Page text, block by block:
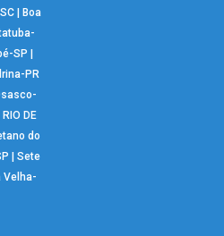
| Boa
SP |
PR
RIO DE
do
| Sete
Velha-